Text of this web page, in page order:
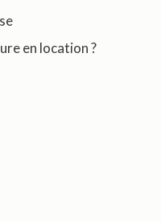
en location ?